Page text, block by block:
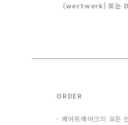
(wertwerk) 또는
ORDER
- 베어트베어크의 모든